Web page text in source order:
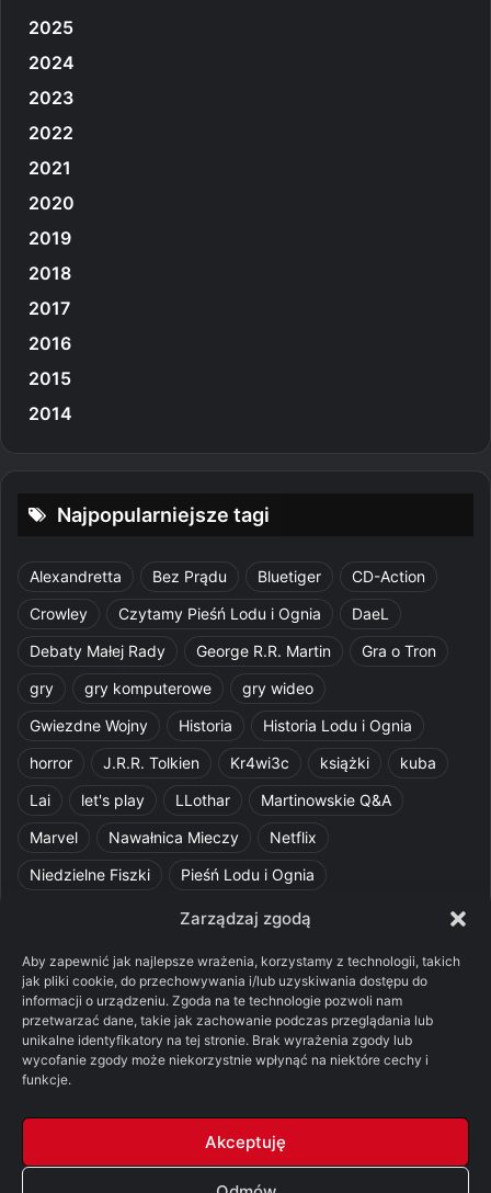
Zarządzaj zgodą
Aby zapewnić jak najlepsze wrażenia, korzystamy z technologii, takich
jak pliki cookie, do przechowywania i/lub uzyskiwania dostępu do
informacji o urządzeniu. Zgoda na te technologie pozwoli nam
przetwarzać dane, takie jak zachowanie podczas przeglądania lub
unikalne identyfikatory na tej stronie. Brak wyrażenia zgody lub
wycofanie zgody może niekorzystnie wpłynąć na niektóre cechy i
funkcje.
Akceptuję
2025
2024
2023
2022
2021
2020
2019
2018
2017
2016
2015
2014
Najpopularniejsze tagi
Alexandretta Bez Prądu Bluetiger
CD-Action
Crowley
Czytamy Pieśń Lodu i Ognia
DaeL
Debaty Małej Rady
George R.R. Martin
Gra o Tron
gry
gry komputerowe
gry wideo
Gwiezdne Wojny
Historia
Historia Lodu i Ognia
horror
J.R.R. Tolkien Kr4wi3c książki
kuba
Lai
let's play LLothar
Martinowskie Q&A
Marvel
Nawałnica Mieczy
Netflix
Niedzielne Fiszki
Pieśń Lodu i Ognia
Pquelim
Pytania do maesterów
recenzja książki
Ród Smoka Silmarillion
SithFrog
Starcie Królów
Star Wars
Szalone Teorie
Tolkienowskie Q&A
Voo
Wieści z Cytadeli